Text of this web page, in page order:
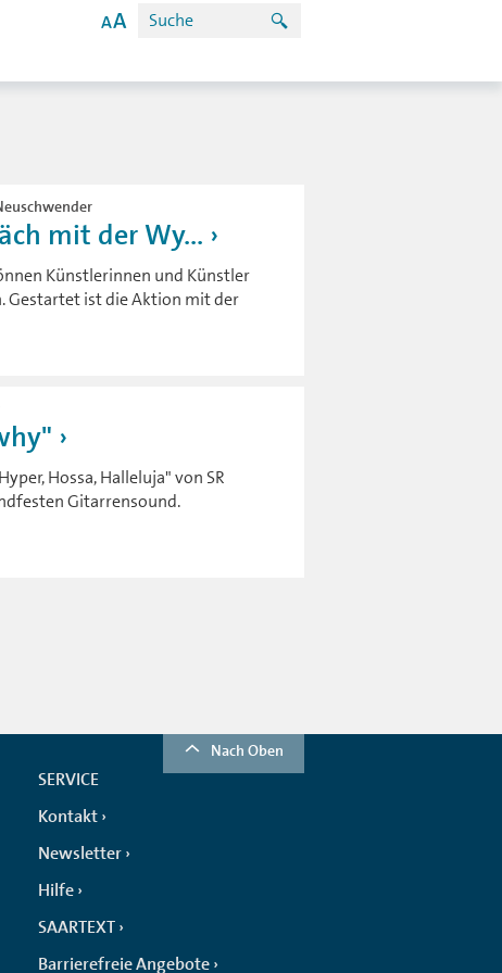
mit der Wy...
Künstlerinnen und Künstler
Gestartet ist die Aktion mit der
Hossa, Halleluja" von SR
Gitarrensound.
Nach Oben
SERVICE
Kontakt
Newsletter
Hilfe
SAARTEXT
Barrierefreie Angebote